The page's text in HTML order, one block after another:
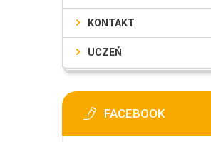
KONTAKT
UCZEŃ
FACEBOOK